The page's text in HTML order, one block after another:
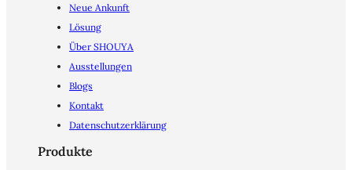
Neue Ankunft
Lösung
Über SHOUYA
Ausstellungen
Blogs
Kontakt
Datenschutzerklärung
Produkte